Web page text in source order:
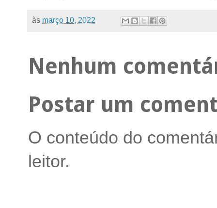
às março 10, 2022
Nenhum
Postar um
O conteúdo do
leitor.